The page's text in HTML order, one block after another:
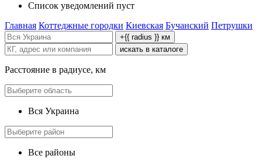
Список уведомлений пуст
Главная Коттеджные городки Киевская Бучанский Петрушки
+{{ radius }} км
искать в каталоге
Расстояние в радиусе, км
Вся Украина
Все районы